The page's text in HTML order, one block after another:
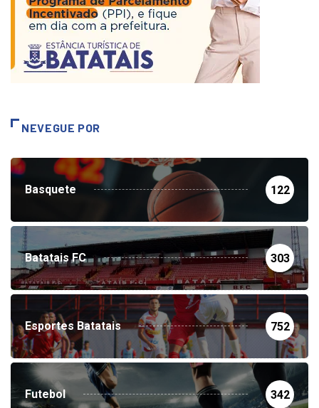
NEVEGUE POR
Basquete 122
Batatais FC 303
Esportes Batatais 752
Futebol 342